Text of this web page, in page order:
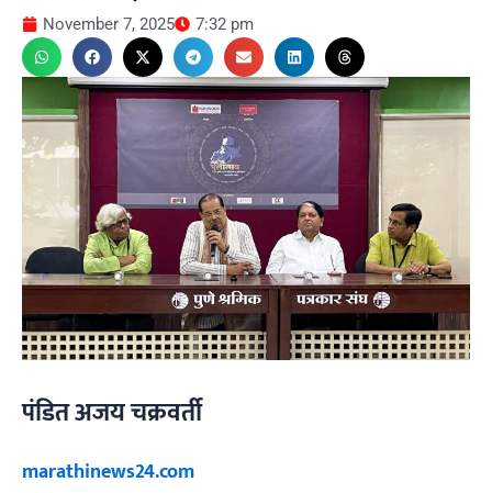
November 7, 2025 7:32 pm
पंडित अजय चक्रवर्ती
marathinews24.com